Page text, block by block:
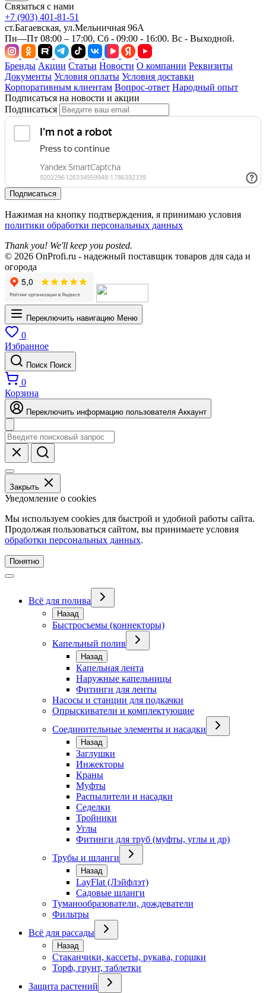
Связаться с нами
+7 (903) 401-81-51
ст.Багаевская, ул.Мельничная 96А
Пн—Пт 08:00 – 17:00, Сб - 09:00 - 16:00. Вс - Выходной.
Бренды Акции Статьи Новости О компании Реквизиты
Документы Условия оплаты Условия доставки
Корпоративным клиентам Вопрос-ответ Народный опыт
Подписаться на новости и акции
Подписаться
Подписаться
Нажимая на кнопку подтверждения, я принимаю условия
политики обработки персональных данных
Thank you! We'll keep you posted.
© 2026 OnProfi.ru - надежный поставщик товаров для сада и
огорода
Переключить навигацию Меню
0
Избранное
Поиск Поиск
0
Корзина
Переключить информацию пользователя Аккаунт
Закрыть
Уведомление о cookies
Мы используем cookies для быстрой и удобной работы сайта.
Продолжая пользоваться сайтом, вы принимаете условия
обработки персональных данных.
Понятно
Всё для полива
Назад
Быстросъемы (коннекторы)
Капельный полив
Назад
Капельная лента
Наружные капельницы
Фитинги для ленты
Насосы и станции для подкачки
Опрыскиватели и комплектующие
Соединительные элементы и насадки
Назад
Заглушки
Инжекторы
Краны
Муфты
Распылители и насадки
Седелки
Тройники
Углы
Фитинги для труб (муфты, углы и др)
Трубы и шланги
Назад
LayFlat (Лэйфлэт)
Садовые шланги
Туманообразователи, дождеватели
Фильтры
Всё для рассады
Назад
Стаканчики, кассеты, рукава, горшки
Торф, грунт, таблетки
Защита растений